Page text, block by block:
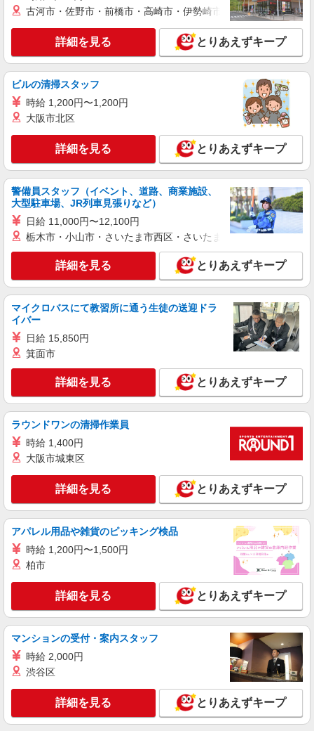
古河市・佐野市・前橋市・高崎市・伊勢崎市・太田市・館林市
詳細を見る とりあえずキープ
ビルの清掃スタッフ
時給 1,200円〜1,200円
大阪市北区
詳細を見る とりあえずキープ
警備員スタッフ（イベント、道路、商業施設、
大型駐車場、JR列車見張りなど）
日給 11,000円〜12,100円
栃木市・小山市・さいたま市西区・さいたま市岩槻区・久喜市・
詳細を見る とりあえずキープ
マイクロバスにて教習所に通う生徒の送迎ドラ
イバー
日給 15,850円
箕面市
詳細を見る とりあえずキープ
ラウンドワンの清掃作業員
時給 1,400円
大阪市城東区
詳細を見る とりあえずキープ
アパレル用品や雑貨のピッキング検品
時給 1,200円〜1,500円
柏市
詳細を見る とりあえずキープ
マンションの受付・案内スタッフ
時給 2,000円
渋谷区
詳細を見る とりあえずキープ